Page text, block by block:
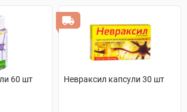
60 шт Невраксил капсули 30 шт